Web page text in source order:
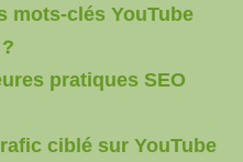
mots-clés YouTube
pratiques SEO
ciblé sur YouTube